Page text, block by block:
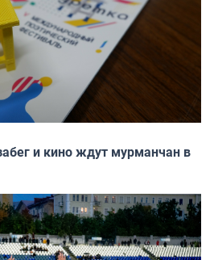
и кино ждут мурманчан в